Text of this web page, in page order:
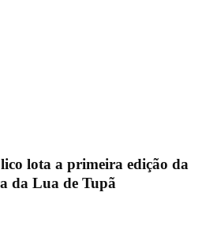
lota a primeira edição da
da Lua de Tupã